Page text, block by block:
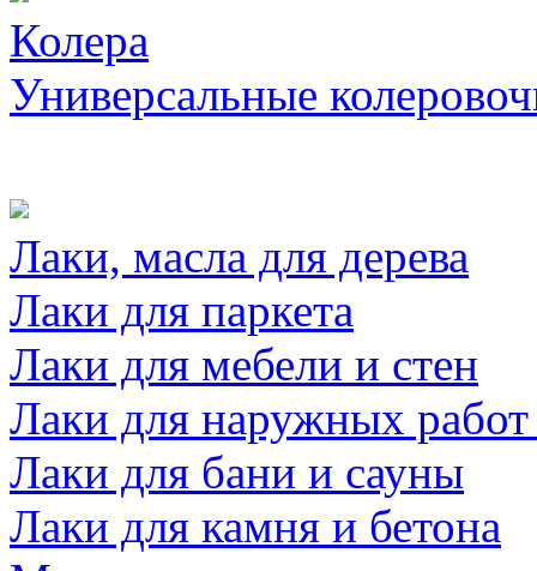
Колера
Универсальные
Лаки, масла для дерева
Лаки для паркета
Лаки для мебели и стен
Лаки для наружных
Лаки для бани и сауны
Лаки для камня и бетона